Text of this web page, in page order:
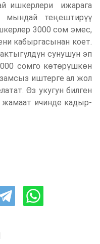
ишкерлери ижарага
теңештирүү
3000 сом эмес,
кабыргасынан коет.
сунушун эп
сомго көтөрүшкөн
иштерге ал жол
Өз укугун билген
ичинде кадыр-